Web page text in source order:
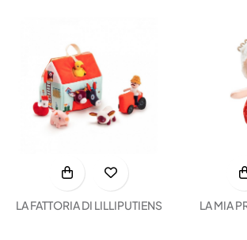
LA FATTORIA DI LILLIPUTIENS
LA MIA